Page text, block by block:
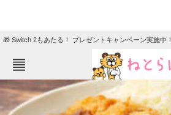
🎁 Switch 2もあたる！ プレゼントキャンペーン実施中！
ねとらぼメニュー
TOP ニュース